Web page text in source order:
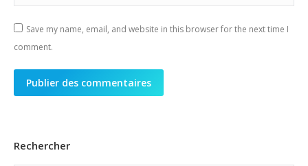
Save my name, email, and website in this browser for the next time I
comment.
Publier des commentaires
Rechercher